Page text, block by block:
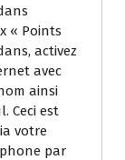
« Points
activez
avec
ainsi
Ceci est
votre
par